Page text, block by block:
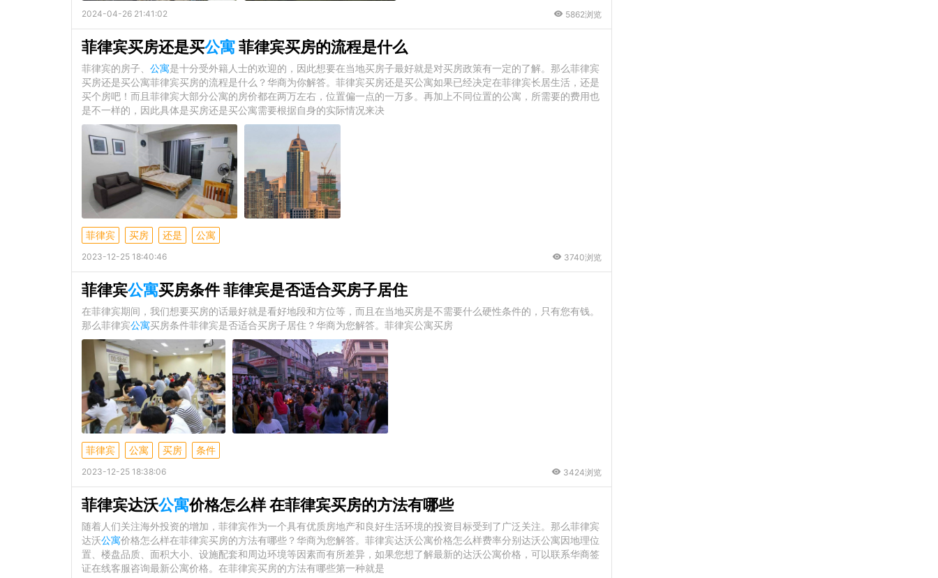
2024-04-26 21:41:02 5862浏览
菲律宾买房还是买公寓菲律宾买房的流程是什么
菲律宾的房子、 公寓是十分受外籍人士的欢迎的，因此想要在当地买房子最好就是对买房政策有一定的了解。那么菲律宾
买房还是买公寓菲律宾买房的流程是什么？华商为你解答。菲律宾买房还是买公寓如果已经决定在菲律宾长居生活，还是
买个房吧！而且菲律宾大部分公寓的房价都在两万左右，位置偏一点的一万多。再加上不同位置的公寓，所需要的费用也
是不一样的，因此具体是买房还是买公寓需要根据自身的实际情况来决
菲律宾 买房 还是 公寓
2023-12-25 18:40:46 3740浏览
菲律宾公寓买房条件 菲律宾是否适合买房子居住
在菲律宾期间，我们想要买房的话最好就是看好地段和方位等，而且在当地买房是不需要什么硬性条件的，只有您有钱。
那么菲律宾公寓买房条件菲律宾是否适合买房子居住？华商为您解答。菲律宾公寓买房
菲律宾 公寓 买房 条件
2023-12-25 18:38:06 3424浏览
菲律宾达沃公寓价格怎么样 在菲律宾买房的方法有哪些
随着人们关注海外投资的增加，菲律宾作为一个具有优质房地产和良好生活环境的投资目标受到了广泛关注。那么菲律宾
达沃公寓价格怎么样在菲律宾买房的方法有哪些？华商为您解答。菲律宾达沃公寓价格怎么样费率分别达沃公寓因地理位
置、楼盘品质、面积大小、设施配套和周边环境等因素而有所差异，如果您想了解最新的达沃公寓价格，可以联系华商签
证在线客服咨询最新公寓价格。在菲律宾买房的方法有哪些第一种就是